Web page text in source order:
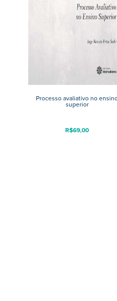
Processo avaliativo no
superior
R$69,00